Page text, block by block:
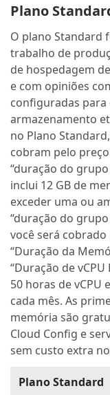
Plano
O plano Standard
trabalho de
de hospedagem
e com opiniões
configuradas
armazenamento
no Plano
cobram pelo
“duração do
inclui 12 GB de
exceder uma ou
“duração do
você será
“Duração da
“Duração de
50 horas de vCPU
cada mês. As
memória são
Cloud Config e
sem custo extra
Plano Standard